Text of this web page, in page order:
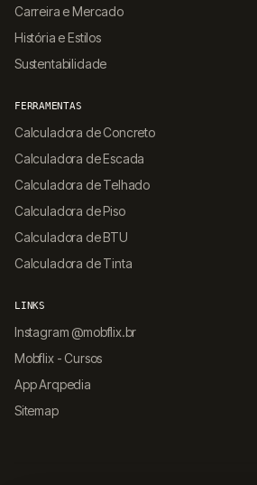
Carreira e Mercado
História e Estilos
Sustentabilidade
FERRAMENTAS
Calculadora de Concreto
Calculadora de Escada
Calculadora de Telhado
Calculadora de Piso
Calculadora de BTU
Calculadora de Tinta
LINKS
Instagram @mobflix.br
Mobflix - Cursos
App Arqpedia
Sitemap